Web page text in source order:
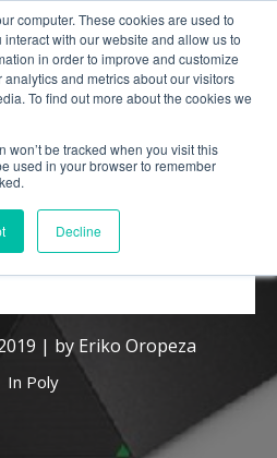
computer. These cookies are used to
with our website and allow us to
in order to improve and customize
and metrics about our visitors
To find out more about the cookies we
won’t be tracked when you visit this
used in your browser to remember
Decline
A SALAS DE
TRIO 8300
| by Eriko Oropeza
In Poly